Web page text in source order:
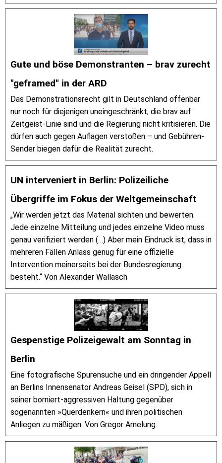
Gute und böse Demonstranten – brav zurecht
"geframed" in der ARD
Das Demonstrationsrecht gilt in Deutschland offenbar
nur noch für diejenigen uneingeschränkt, die brav auf
Zeitgeist-Linie sind und die Regierung nicht kritisieren. Die
dürfen auch gegen Auflagen verstoßen – und Gebühren-
Sender biegen dafür die Realität zurecht.
UN interveniert in Berlin: Polizeiliche
Übergriffe im Fokus der Weltgemeinschaft
„Wir werden jetzt das Material sichten und bewerten.
Jede einzelne Mitteilung und jedes einzelne Video muss
genau verifiziert werden (…) Aber mein Eindruck ist, dass in
mehreren Fällen Anlass genug für eine offizielle
Intervention meinerseits bei der Bundesregierung
besteht.“ Von Alexander Wallasch
Gespenstige Polizeigewalt am Sonntag in
Berlin
Eine fotografische Spurensuche und ein dringender Appell
an Berlins Innensenator Andreas Geisel (SPD), sich in
seiner borniert-aggressiven Haltung gegenüber
sogenannten »Querdenkern« und ihren politischen
Anliegen zu mäßigen. Von Gregor Amelung.